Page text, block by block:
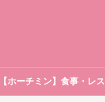
【ホーチミン】食事・レス